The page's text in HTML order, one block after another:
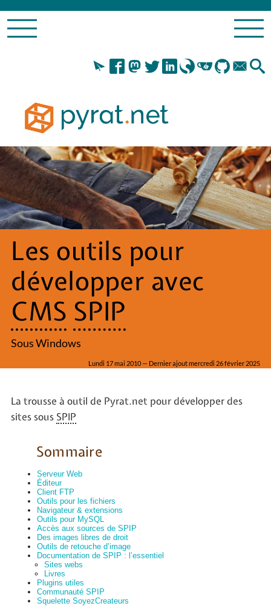
Les outils pour
développer avec
CMS SPIP
Sous Windows
Lundi 17 mai 2010 — Dernier ajout mercredi 26 février 2025
La trousse à outil de Pyrat.net pour développer des
sites sous SPIP
Sommaire
Serveur Web
Éditeur
Client FTP
Outils pour les fichiers
Navigateur & extensions
Outils pour MySQL
Accès aux sources de SPIP
Des images libres de droit
Outils de retouche d’image
Documentation de SPIP : l’essentiel
Sites webs
Livres
Plugins utiles
Communauté SPIP
Squelette SoyezCreateurs